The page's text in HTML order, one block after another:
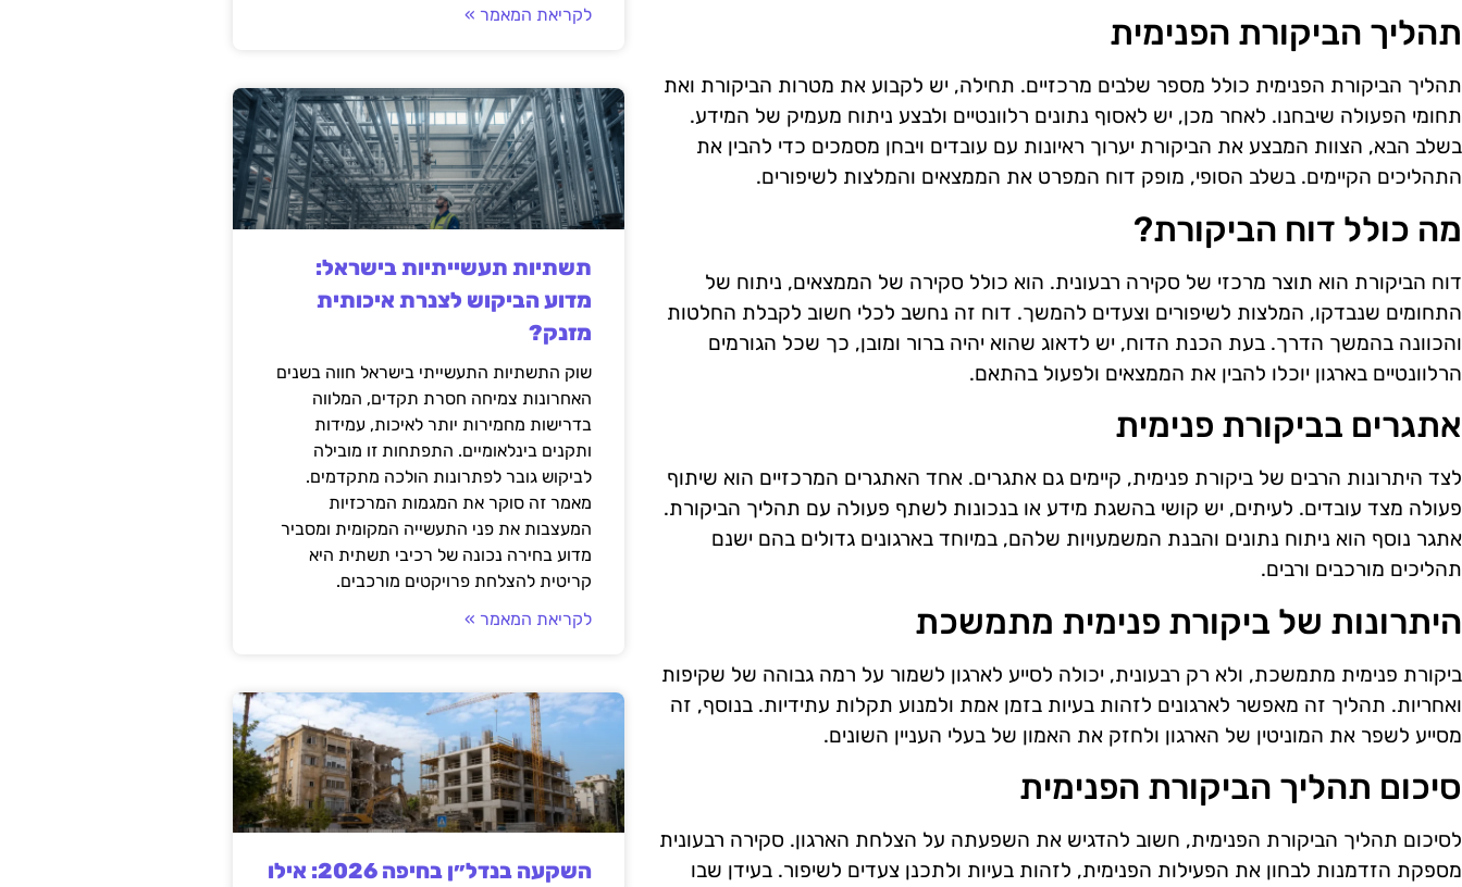
תהליך הביקורת הפנימית
תהליך הביקורת הפנימית כולל מספר שלבים מרכזיים. תחילה, יש לקבוע את מטרות הביקורת ואת
תחומי הפעולה שיבחנו. לאחר מכן, יש לאסוף נתונים רלוונטיים ולבצע ניתוח מעמיק של המידע.
בשלב הבא, הצוות המבצע את הביקורת יערוך ראיונות עם עובדים ויבחן מסמכים כדי להבין את
התהליכים הקיימים. בשלב הסופי, מופק דוח המפרט את הממצאים והמלצות לשיפורים.
מה כולל דוח הביקורת?
דוח הביקורת הוא תוצר מרכזי של סקירה רבעונית. הוא כולל סקירה של הממצאים, ניתוח של
התחומים שנבדקו, המלצות לשיפורים וצעדים להמשך. דוח זה נחשב לכלי חשוב לקבלת החלטות
והכוונה בהמשך הדרך. בעת הכנת הדוח, יש לדאוג שהוא יהיה ברור ומובן, כך שכל הגורמים
הרלוונטיים בארגון יוכלו להבין את הממצאים ולפעול בהתאם.
אתגרים בביקורת פנימית
לצד היתרונות הרבים של ביקורת פנימית, קיימים גם אתגרים. אחד האתגרים המרכזיים הוא שיתוף
פעולה מצד עובדים. לעיתים, יש קושי בהשגת מידע או בנכונות לשתף פעולה עם תהליך הביקורת.
אתגר נוסף הוא ניתוח נתונים והבנת המשמעויות שלהם, במיוחד בארגונים גדולים בהם ישנם
תהליכים מורכבים ורבים.
היתרונות של ביקורת פנימית מתמשכת
ביקורת פנימית מתמשכת, ולא רק רבעונית, יכולה לסייע לארגון לשמור על רמה גבוהה של שקיפות
ואחריות. תהליך זה מאפשר לארגונים לזהות בעיות בזמן אמת ולמנוע תקלות עתידיות. בנוסף, זה
מסייע לשפר את המוניטין של הארגון ולחזק את האמון של בעלי העניין השונים.
סיכום תהליך הביקורת הפנימית
לסיכום תהליך הביקורת הפנימית, חשוב להדגיש את השפעתה על הצלחת הארגון. סקירה רבעונית
מספקת הזדמנות לבחון את הפעילות הפנימית, לזהות בעיות ולתכנן צעדים לשיפור. בעידן שבו
לקריאת המאמר »
תשתיות תעשייתיות בישראל:
מדוע הביקוש לצנרת איכותית
מזנק?
שוק התשתיות התעשייתי בישראל חווה בשנים
האחרונות צמיחה חסרת תקדים, המלווה
בדרישות מחמירות יותר לאיכות, עמידות
ותקנים בינלאומיים. התפתחות זו מובילה
לביקוש גובר לפתרונות הולכה מתקדמים.
מאמר זה סוקר את המגמות המרכזיות
המעצבות את פני התעשייה המקומית ומסביר
מדוע בחירה נכונה של רכיבי תשתית היא
קריטית להצלחת פרויקטים מורכבים.
לקריאת המאמר »
השקעה בנדל״ן בחיפה 2026: אילו